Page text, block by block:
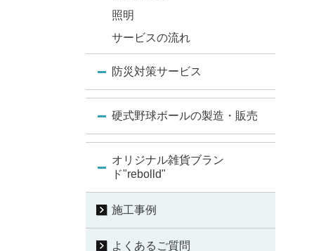
照明
サービスの流れ
防災対策サービス
硬式野球ボールの製造・販売
オリジナル雑貨ブラン
ド"rebolld"
施工事例
よくあるご質問